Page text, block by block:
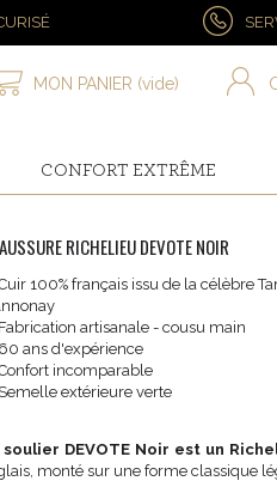
MON PANIER (vide)
CONFORT EXTRÊME
RICHELIEU DEVOTE NOIR
100% français issu de la célèbre
Fabrication artisanale - cousu main
60 ans d'expérience
incomparable
Semelle extérieure verte
soulier DEVOTE Noir est un
monté sur une forme classique